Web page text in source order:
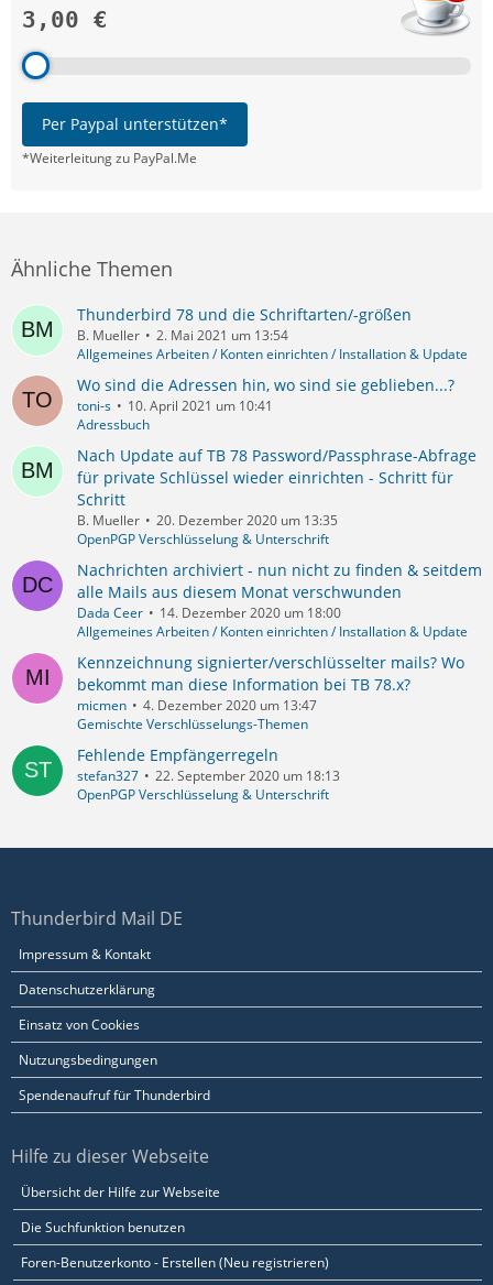
3,00 €
Per Paypal unterstützen*
*Weiterleitung zu PayPal.Me
Ähnliche Themen
Thunderbird 78 und die Schriftarten/-größen
B. Mueller
2. Mai 2021 um 13:54
Allgemeines Arbeiten / Konten einrichten / Installation & Update
Wo sind die Adressen hin, wo sind sie geblieben...?
toni-s
10. April 2021 um 10:41
Adressbuch
Nach Update auf TB 78 Password/Passphrase-Abfrage
für private Schlüssel wieder einrichten - Schritt für
Schritt
B. Mueller
20. Dezember 2020 um 13:35
OpenPGP Verschlüsselung & Unterschrift
Nachrichten archiviert - nun nicht zu finden & seitdem
alle Mails aus diesem Monat verschwunden
Dada Ceer
14. Dezember 2020 um 18:00
Allgemeines Arbeiten / Konten einrichten / Installation & Update
Kennzeichnung signierter/verschlüsselter mails? Wo
bekommt man diese Information bei TB 78.x?
micmen
4. Dezember 2020 um 13:47
Gemischte Verschlüsselungs-Themen
Fehlende Empfängerregeln
stefan327
22. September 2020 um 18:13
OpenPGP Verschlüsselung & Unterschrift
Thunderbird Mail DE
Impressum & Kontakt
Datenschutzerklärung
Einsatz von Cookies
Nutzungsbedingungen
Spendenaufruf für Thunderbird
Hilfe zu dieser Webseite
Übersicht der Hilfe zur Webseite
Die Suchfunktion benutzen
Foren-Benutzerkonto - Erstellen (Neu registrieren)